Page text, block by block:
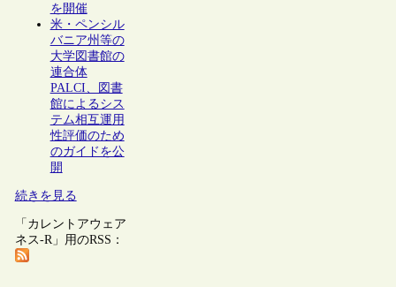
を開催
米・ペンシル
バニア州等の
大学図書館の
連合体
PALCI、図書
館によるシス
テム相互運用
性評価のため
のガイドを公
開
続きを見る
「カレントアウェア
ネス-R」用のRSS：